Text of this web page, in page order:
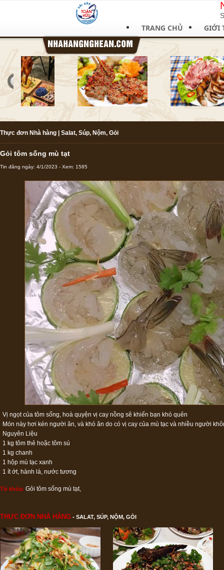
TRANG CHỦ GIỚI
Thực đơn Nhà hàng Salat, Súp, Nộm, Gỏi
Gỏi tôm sống mù tạt
Tin đăng ngày: 4/1/2023 - Xem: 1585
Vị ngọt của tôm sống, hoà quyện vị cay nồng sẽ khiến bạn khó quên
Món này hơi kén người ăn, và khó ăn do có vị cay của mù tạc và nhiều người
Nguyên Liệu
1 kg tôm thẻ hoặc tôm sú
1 kg chanh
1 hộp mù tạc xanh
1 ít ớt, hành lá, nước tương
Từ khóa: Gỏi tôm sống mù tạt,
THỰC ĐƠN NHÀ HÀNG - SALAT, SÚP, NỘM, GỎI